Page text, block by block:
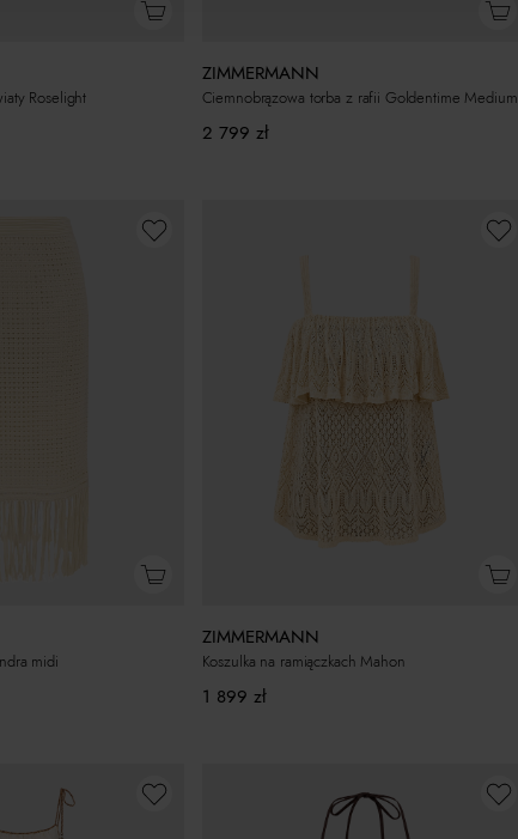
Roselight
ZIMMERMANN
Ciemnobrązowa torba z rafii Goldentime Medium
2 799 zł
midi
ZIMMERMANN
Koszulka na ramiączkach Mahon
1 899 zł